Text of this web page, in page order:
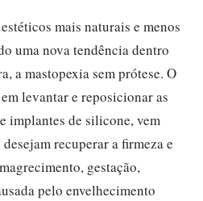
mais naturais e menos
uma nova tendência dentro
a mastopexia sem prótese. O
levantar e reposicionar as
implantes de silicone, vem
recuperar a firmeza e
gestação,
pelo envelhecimento